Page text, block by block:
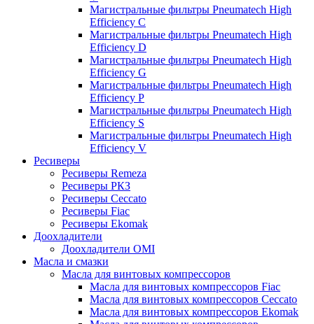
Магистральные фильтры Pneumatech High
Efficiency C
Магистральные фильтры Pneumatech High
Efficiency D
Магистральные фильтры Pneumatech High
Efficiency G
Магистральные фильтры Pneumatech High
Efficiency P
Магистральные фильтры Pneumatech High
Efficiency S
Магистральные фильтры Pneumatech High
Efficiency V
Ресиверы
Ресиверы Remeza
Ресиверы РКЗ
Ресиверы Ceccato
Ресиверы Fiac
Ресиверы Ekomak
Доохладители
Доохладители OMI
Масла и смазки
Масла для винтовых компрессоров
Масла для винтовых компрессоров Fiac
Масла для винтовых компрессоров Ceccato
Масла для винтовых компрессоров Ekomak